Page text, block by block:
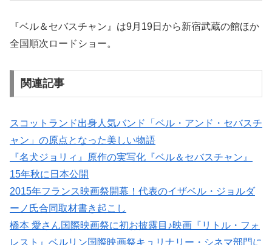
『ベル＆セバスチャン』は9月19日から新宿武蔵の館ほか
全国順次ロードショー。
関連記事
スコットランド出身人気バンド「ベル・アンド・セバスチ
ャン」の原点となった美しい物語
『名犬ジョリィ』原作の実写化『ベル＆セバスチャン』
15年秋に日本公開
2015年フランス映画祭開幕！代表のイザベル・ジョルダ
ーノ氏合同取材書き起こし
橋本 愛さん国際映画祭に初お披露目♪映画『リトル・フォ
レスト』ベルリン国際映画祭キュリナリー・シネマ部門に